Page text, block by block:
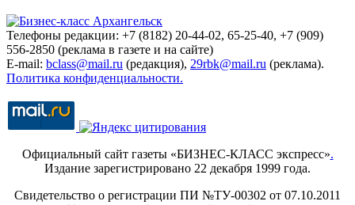
Телефоны редакции: +7 (8182) 20-44-02, 65-25-40, +7 (909)
556-2850 (реклама в газете и на сайте)
E-mail: bclass@mail.ru (редакция), 29rbk@mail.ru (реклама).
Политика конфиденциальности.
Официальный сайт газеты «БИЗНЕС-КЛАСС экспресс».
Издание зарегистрировано 22 декабря 1999 года.
Свидетельство о регистрации ПИ №ТУ-00302 от 07.10.2011